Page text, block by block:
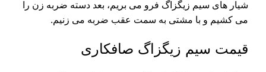
شیار های سیم زیگزاگ فرو می بریم، بعد دسته ضربه زن را
می کشیم و با مشتی به سمت عقب ضربه می زنیم.
قیمت سیم زیگزاگ صافکاری